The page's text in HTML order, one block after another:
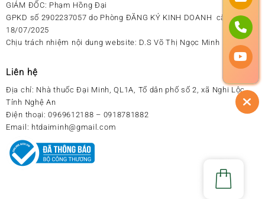
GIÁM ĐỐC: Phạm Hồng Đại
GPKD số 2902237057 do Phòng ĐĂNG KÝ KINH DOANH cấp ngày
18/07/2025
Chịu trách nhiệm nội dung website: D.S Võ Thị Ngọc Minh
Liên hệ
Địa chỉ: Nhà thuốc Đại Minh, QL1A, Tổ dân phố số 2, xã Nghi Lộc,
Tỉnh Nghệ An
Điện thoại: 0969612188 – 0918781882
Email: htdaiminh@gmail.com